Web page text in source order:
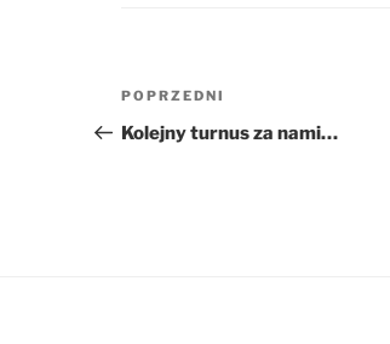
Nawigacja
wpisu
Poprzedni
wpis
POPRZEDNI
Kolejny turnus za nami…